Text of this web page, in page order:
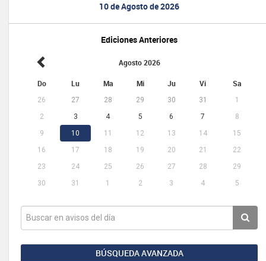
10 de Agosto de 2026
Ediciones Anteriores
Agosto 2026
Do Lu Ma Mi Ju Vi Sa
26 27 28 29 30 31
1
2
3 4 5 6 7
8
9
10 11 12 13 14
15
16
17 18 19 20 21
22
23
24 25 26 27 28
29
30
31 1 2 3 4 5
BÚSQUEDA AVANZADA